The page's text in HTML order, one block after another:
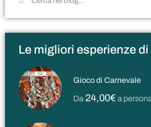
Le migliori esperienze
Gioco di Carnevale
Da 24,00€ a